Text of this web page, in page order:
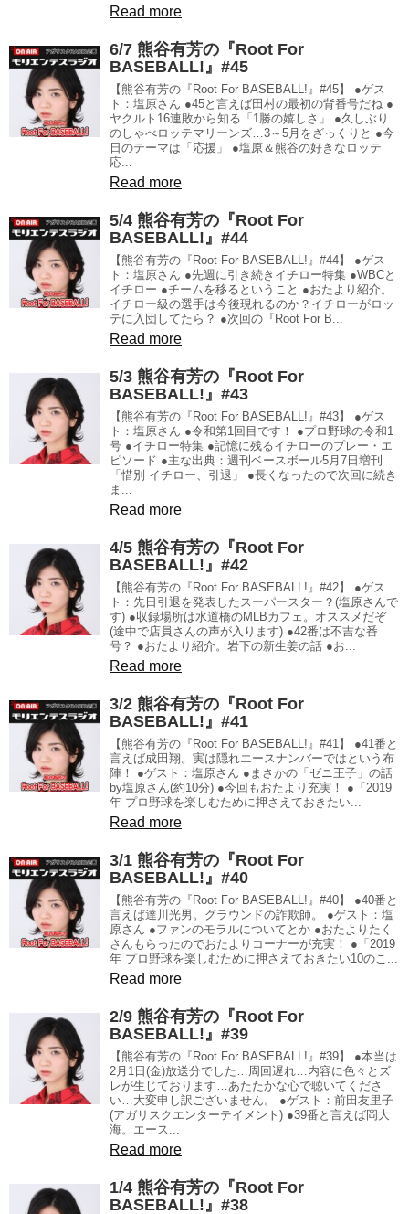
Read more
6/7 熊谷有芳の『Root For
BASEBALL!』#45
【熊谷有芳の『Root For BASEBALL!』#45】 ●ゲス
ト：塩原さん ●45と言えば田村の最初の背番号だね ●
ヤクルト16連敗から知る「1勝の嬉しさ」 ●久しぶり
のしゃべロッテマリーンズ…3～5月をざっくりと ●今
日のテーマは「応援」 ●塩原＆熊谷の好きなロッテ
応...
Read more
5/4 熊谷有芳の『Root For
BASEBALL!』#44
【熊谷有芳の『Root For BASEBALL!』#44】 ●ゲス
ト：塩原さん ●先週に引き続きイチロー特集 ●WBCと
イチロー ●チームを移るということ ●おたより紹介。
イチロー級の選手は今後現れるのか？イチローがロッ
テに入団してたら？ ●次回の『Root For B...
Read more
5/3 熊谷有芳の『Root For
BASEBALL!』#43
【熊谷有芳の『Root For BASEBALL!』#43】 ●ゲス
ト：塩原さん ●令和第1回目です！ ●プロ野球の令和1
号 ●イチロー特集 ●記憶に残るイチローのプレー・エ
ピソード ●主な出典：週刊ベースボール5月7日増刊
「惜別 イチロー、引退」 ●長くなったので次回に続き
ま...
Read more
4/5 熊谷有芳の『Root For
BASEBALL!』#42
【熊谷有芳の『Root For BASEBALL!』#42】 ●ゲス
ト：先日引退を発表したスーパースター？(塩原さんで
す) ●収録場所は水道橋のMLBカフェ。オススメだぞ
(途中で店員さんの声が入ります) ●42番は不吉な番
号？ ●おたより紹介。岩下の新生姜の話 ●お...
Read more
3/2 熊谷有芳の『Root For
BASEBALL!』#41
【熊谷有芳の『Root For BASEBALL!』#41】 ●41番と
言えば成田翔。実は隠れエースナンバーではという布
陣！ ●ゲスト：塩原さん ●まさかの「ゼニ王子」の話
by塩原さん(約10分) ●今回もおたより充実！ ●「2019
年 プロ野球を楽しむために押さえておきたい...
Read more
3/1 熊谷有芳の『Root For
BASEBALL!』#40
【熊谷有芳の『Root For BASEBALL!』#40】 ●40番と
言えば達川光男。グラウンドの詐欺師。 ●ゲスト：塩
原さん ●ファンのモラルについてとか ●おたよりたく
さんもらったのでおたよりコーナーが充実！ ●「2019
年 プロ野球を楽しむために押さえておきたい10のこ...
Read more
2/9 熊谷有芳の『Root For
BASEBALL!』#39
【熊谷有芳の『Root For BASEBALL!』#39】 ●本当は
2月1日(金)放送分でした…周回遅れ…内容に色々とズ
レが生じております…あたたかな心で聴いてくださ
い…大変申し訳ございません。 ●ゲスト：前田友里子
(アガリスクエンターテイメント) ●39番と言えば岡大
海。エース...
Read more
1/4 熊谷有芳の『Root For
BASEBALL!』#38